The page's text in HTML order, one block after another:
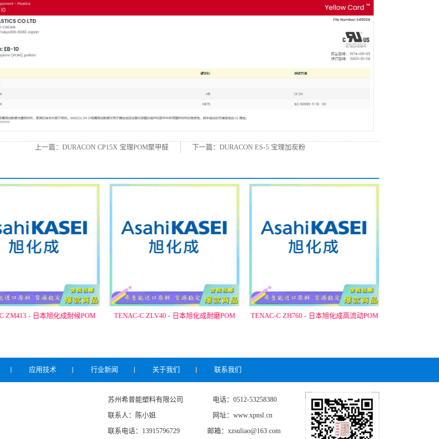
上一篇：DURACON CP15X 宝理POM聚甲醛 下一篇：DURACON ES-5 宝理加炭粉
ZM413 - 日本旭化成耐候POM TENAC-C ZLV40 - 日本旭化成耐磨POM TENAC-C ZH760 - 日本旭化成高流动POM
应用技术 行业新闻 关于我们 联系我们
苏州希普能塑料有限公司 电话：0512-53258380
联系人：陈小姐 网址：www.xpnsl.cn
联系电话：13915796729 邮箱：xzsuliao@163.com